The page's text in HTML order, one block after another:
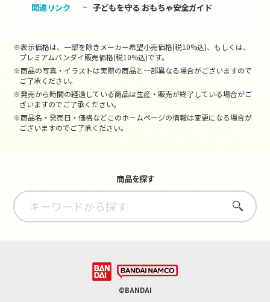
関連リンク
子どもを守る おもちゃ安全ガイド
※表示価格は、一部を除きメーカー希望小売価格(税10%込)、もしくは、
プレミアムバンダイ販売価格(税10%込)です。
※商品の写真・イラストは実際の商品と一部異なる場合がございますので
ご了承ください。
※発売から時間の経過している商品は生産・販売が終了している場合がご
ざいますのでご了承ください。
※商品名・発売日・価格などこのホームページの情報は変更になる場合が
ございますのでご了承ください。
商品を探す
さがす
©BANDAI